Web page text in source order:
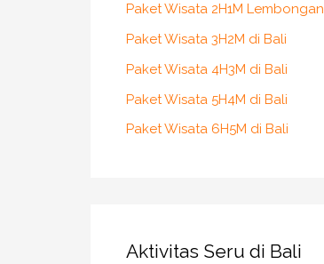
Paket Wisata 2H1M Lembongan
Paket Wisata 3H2M di Bali
Paket Wisata 4H3M di Bali
Paket Wisata 5H4M di Bali
Paket Wisata 6H5M di Bali
Aktivitas Seru di Bali